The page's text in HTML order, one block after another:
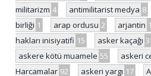
militarizm 4 antimilitarist medya 8
birliği 1 arap ordusu 2 arjantin 1
hakları inisiyatifi 15 asker kaçağı
askere kötü muamele 55 askeri
Harcamalar 92 askeri yargı 17